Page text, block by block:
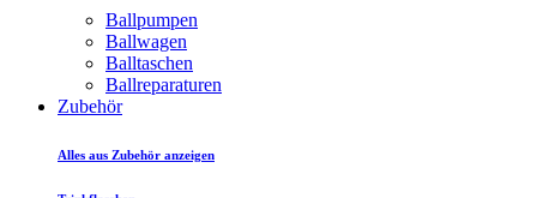
Ballpumpen
Ballwagen
Balltaschen
Ballreparaturen
Zubehör
Alles aus Zubehör anzeigen